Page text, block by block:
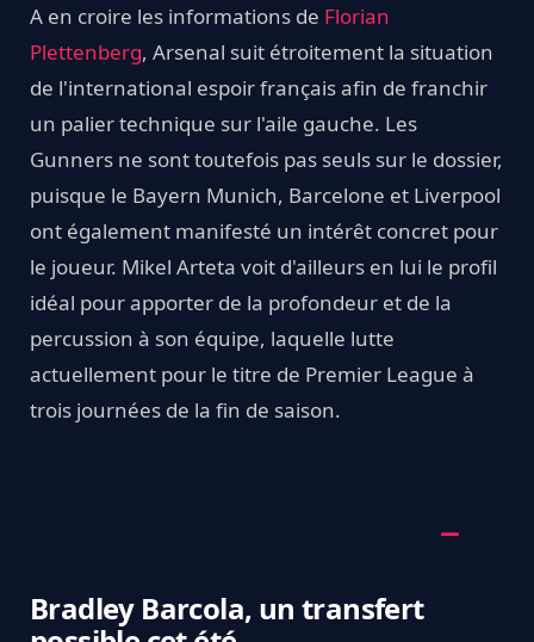
A en croire les informations de Florian
Plettenberg, Arsenal suit étroitement la situation
de l'international espoir français afin de franchir
un palier technique sur l'aile gauche. Les
Gunners ne sont toutefois pas seuls sur le dossier,
puisque le Bayern Munich, Barcelone et Liverpool
ont également manifesté un intérêt concret pour
le joueur. Mikel Arteta voit d'ailleurs en lui le profil
idéal pour apporter de la profondeur et de la
percussion à son équipe, laquelle lutte
actuellement pour le titre de Premier League à
trois journées de la fin de saison.
Bradley Barcola, un transfert